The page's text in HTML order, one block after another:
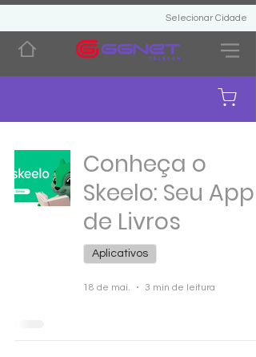
Selecionar Cidade
Conheça o
Skeelo: Seu App
de Livros
Aplicativos
18 de mai. 3 min de leitura